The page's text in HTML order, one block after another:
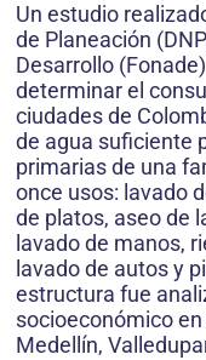
Un estudio
de Planeación
Desarrollo
determinar el
ciudades de
de agua suficiente
primarias de una
once usos: lavado
de platos, aseo de
lavado de manos,
lavado de autos y
estructura fue
socioeconómico
Medellín,